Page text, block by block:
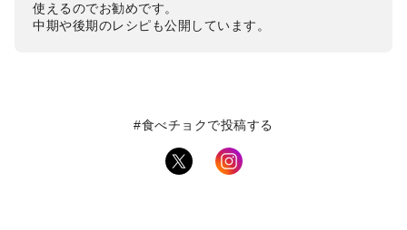
使えるのでお勧めです。
中期や後期のレシピも公開しています。
#食べチョクで投稿する